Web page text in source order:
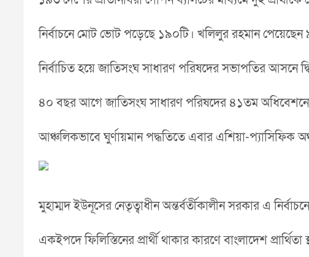
নির্বাচনে মোট ভোট পড়েছে ১৯০টি। খলিলুর রহমান
নির্বাচিত হয়ে জাতিসংঘ সাধারণ পরিষদের সভাপতির আসনে
৪০ বছর আগে জাতিসংঘ সাধারণ পরিষদের ৪১তম অধিবেশনে
আঞ্চলিকভাবে ঘুর্ণায়মান পদ্ধতিতে এবার এশিয়া-প্যাসিফিক
মুহাম্মদ ইউনূসের নেতৃত্বাধীন অন্তর্বর্তীকালীন সরকার এ
একইপদে ফিলিস্তিনের প্রার্থী থাকার কারণে বাংলাদেশ